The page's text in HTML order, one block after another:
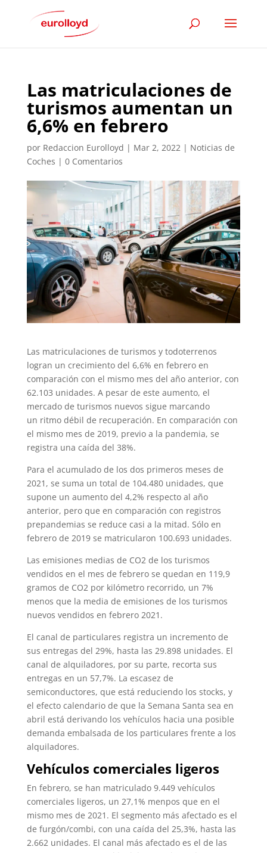
Las matriculaciones de
turismos aumentan un
6,6% en febrero
por Redaccion Eurolloyd | Mar 2, 2022| Noticias de
Coches | 0 Comentarios
Las matriculaciones de turismos y todoterrenos
logran un crecimiento del 6,6% en febrero en
comparación con el mismo mes del año anterior, con
62.103 unidades. A pesar de este aumento, el
mercado de turismos nuevos sigue marcando
un ritmo débil de recuperación. En comparación con
el mismo mes de 2019, previo a la pandemia, se
registra una caída del 38%.
Para el acumulado de los dos primeros meses de
2021, se suma un total de 104.480 unidades, que
supone un aumento del 4,2% respecto al año
anterior, pero que en comparación con registros
prepandemias se reduce casi a la mitad. Sólo en
febrero de 2019 se matricularon 100.693 unidades.
Las emisiones medias de CO2 de los turismos
vendidos en el mes de febrero se quedan en 119,9
gramos de CO2 por kilómetro recorrido, un 7%
menos que la media de emisiones de los turismos
nuevos vendidos en febrero 2021.
El canal de particulares registra un incremento de
sus entregas del 29%, hasta las 29.898 unidades. El
canal de alquiladores, por su parte, recorta sus
entregas en un 57,7%. La escasez de
semiconductores, que está reduciendo los stocks, y
el efecto calendario de que la Semana Santa sea en
abril está derivando los vehículos hacia una posible
demanda embalsada de los particulares frente a los
alquiladores.
Vehículos comerciales ligeros
En febrero, se han matriculado 9.449 vehículos
comerciales ligeros, un 27,1% menpos que en el
mismo mes de 2021. El segmento más afectado es el
de furgón/combi, con una caída del 25,3%, hasta las
2.662 unidades. El canal más afectado es el de las